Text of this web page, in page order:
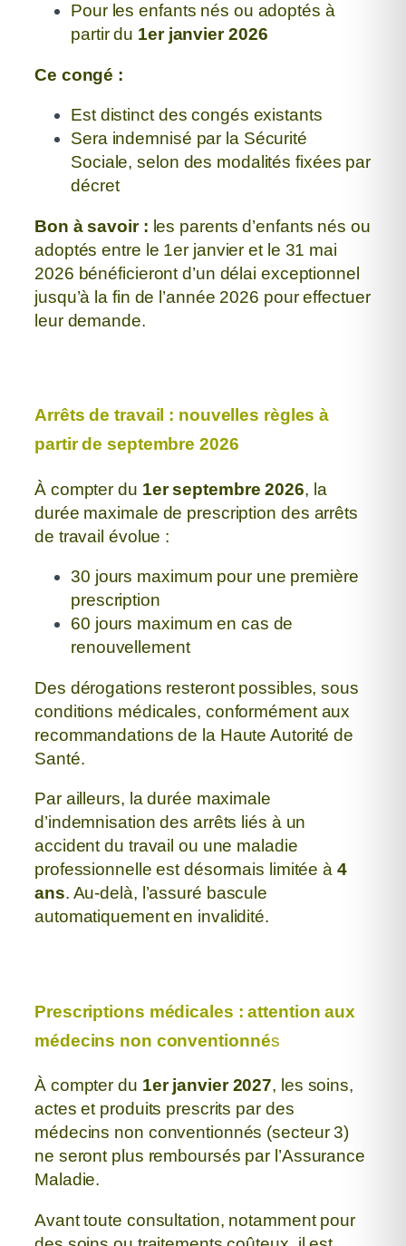
Pour les enfants nés ou adoptés à
partir du 1er janvier 2026
Ce congé :
Est distinct des congés existants
Sera indemnisé par la Sécurité
Sociale, selon des modalités fixées par
décret
Bon à savoir : les parents d’enfants nés ou
adoptés entre le 1er janvier et le 31 mai
2026 bénéficieront d’un délai exceptionnel
jusqu’à la fin de l’année 2026 pour effectuer
leur demande.
Arrêts de travail : nouvelles règles à
partir de septembre 2026
À compter du 1er septembre 2026, la
durée maximale de prescription des arrêts
de travail évolue :
30 jours maximum pour une première
prescription
60 jours maximum en cas de
renouvellement
Des dérogations resteront possibles, sous
conditions médicales, conformément aux
recommandations de la Haute Autorité de
Santé.
Par ailleurs, la durée maximale
d’indemnisation des arrêts liés à un
accident du travail ou une maladie
professionnelle est désormais limitée à 4
ans. Au-delà, l’assuré bascule
automatiquement en invalidité.
Prescriptions médicales : attention aux
médecins non conventionnés
À compter du 1er janvier 2027, les soins,
actes et produits prescrits par des
médecins non conventionnés (secteur 3)
ne seront plus remboursés par l’Assurance
Maladie.
Avant toute consultation, notamment pour